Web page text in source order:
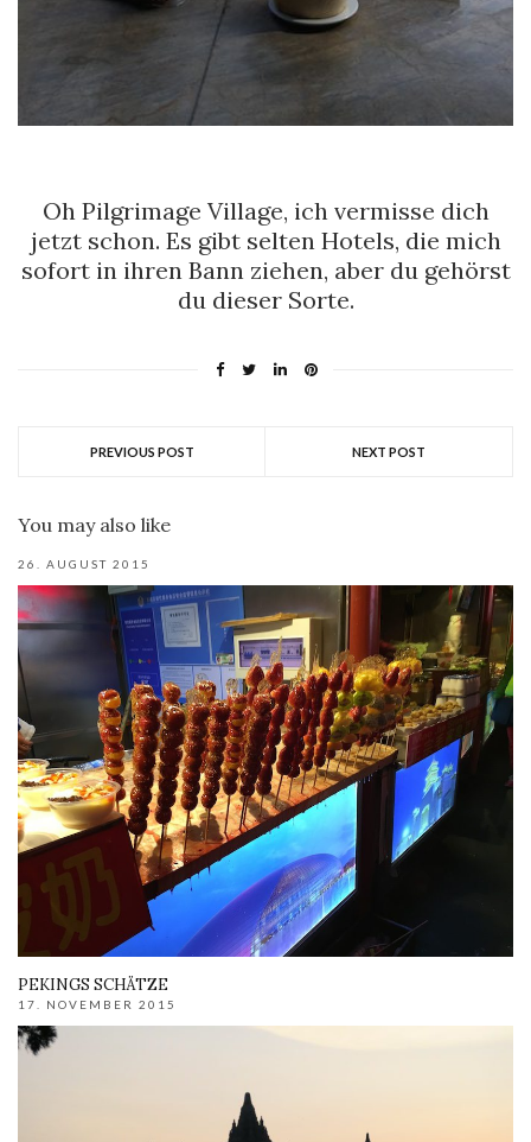
Oh Pilgrimage Village, ich vermisse dich
jetzt schon. Es gibt selten Hotels, die mich
sofort in ihren Bann ziehen, aber du gehörst
du dieser Sorte.
PREVIOUS POST NEXT POST
You may also like
26. AUGUST 2015
PEKINGS SCHÄTZE
17. NOVEMBER 2015